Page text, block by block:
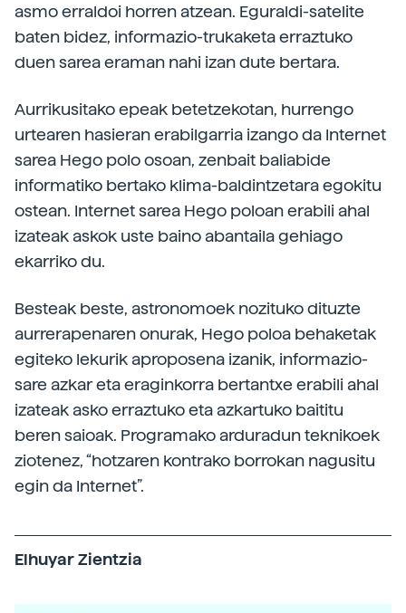
asmo erraldoi horren atzean. Eguraldi-satelite
baten bidez, informazio-trukaketa erraztuko
duen sarea eraman nahi izan dute bertara.
Aurrikusitako epeak betetzekotan, hurrengo
urtearen hasieran erabilgarria izango da Internet
sarea Hego polo osoan, zenbait baliabide
informatiko bertako klima-baldintzetara egokitu
ostean. Internet sarea Hego poloan erabili ahal
izateak askok uste baino abantaila gehiago
ekarriko du.
Besteak beste, astronomoek nozituko dituzte
aurrerapenaren onurak, Hego poloa behaketak
egiteko lekurik aproposena izanik, informazio-
sare azkar eta eraginkorra bertantxe erabili ahal
izateak asko erraztuko eta azkartuko baititu
beren saioak. Programako arduradun teknikoek
ziotenez, “hotzaren kontrako borrokan nagusitu
egin da Internet”.
Elhuyar Zientzia